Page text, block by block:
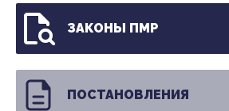
ЗАКОНЫ ПМР
ПОСТАНОВЛЕНИЯ